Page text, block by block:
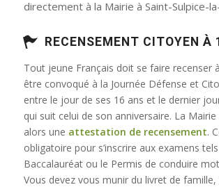
directement à la Mairie à Saint-Sulpice-
RECENSEMENT CITOYEN À
Tout jeune Français doit se faire recenser
être convoqué à la Journée Défense et
entre le jour de ses 16 ans et le dernier
qui suit celui de son anniversaire. La
alors une attestation de recensement.
obligatoire pour s’inscrire aux examens
Baccalauréat ou le Permis de conduire
Vous devez vous munir du livret de famille,